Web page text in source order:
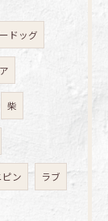
ドッグ
柴
ピン ラブ